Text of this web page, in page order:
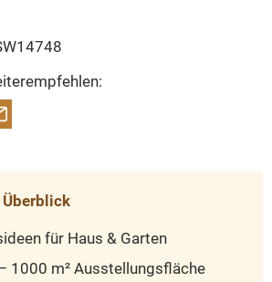
für Haus & Garten
1000 m² Ausstellungsfläche